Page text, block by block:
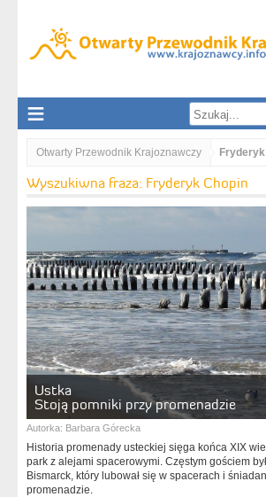
Otwarty Przewodnik Krajoznawczy
Wyszukiwna fraza: Fryderyk Chopin
Ustka
Stoją pomniki przy promenadzie
Autorka: Barbara Górecka
Historia promenady usteckiej sięga końca XIX
park z alejami spacerowymi. Częstym gościem
Bismarck, który lubował się w spacerach i
promenadzie.